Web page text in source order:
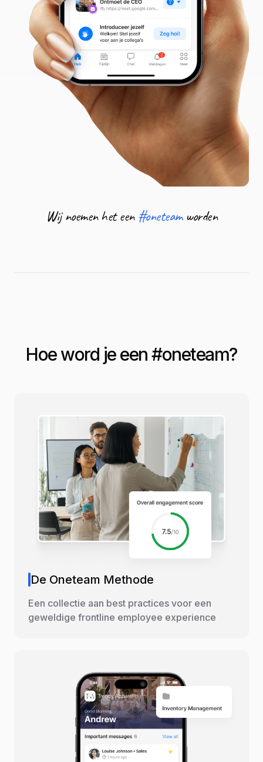
Wij noemen het een #oneteam worden
Hoe word je een #oneteam?
De Oneteam Methode
Een collectie aan best practices voor een
geweldige frontline employee experience